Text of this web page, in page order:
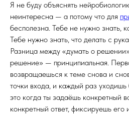
Я не буду объяснять
неинтересна — а потому что для
бесполезна. Тебе не нужно знать,
Тебе нужно знать, что делать с
Разница между «думать о
решение» — принципиальная.
возвращаешься к теме снова и
точки входа, и каждый раз
это когда ты задаёшь конкретный
конкретный ответ, фиксируешь его